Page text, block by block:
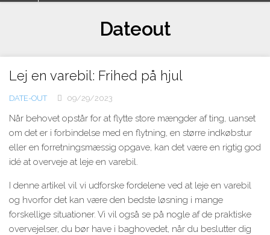
Skip
Dateout
Lej en varebil: Frihed på hjul
DATE-OUT 09/29/2023
Når behovet opstår for at flytte store mængder af ting, uanset
om det er i forbindelse med en flytning, en større indkøbstur
eller en forretningsmæssig opgave, kan det være en rigtig god
idé at overveje at leje en varebil.
I denne artikel vil vi udforske fordelene ved at leje en varebil
og hvorfor det kan være den bedste løsning i mange
forskellige situationer. Vi vil også se på nogle af de praktiske
overvejelser, du bør have i baghovedet, når du beslutter dig